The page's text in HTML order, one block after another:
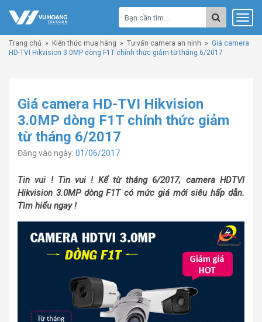
Trang chủ » Kiến thức mua hàng » Tư vấn camera an ninh » Giá camera
HD-TVI Hikvision 3.0MP dòng F1T chính thức giảm từ tháng 6/2017
Giá camera HD-TVI Hikvision
3.0MP dòng F1T chính thức giảm
từ tháng 6/2017
Đăng vào ngày: 01/06/2017
Tin vui ! Tin vui ! Kể từ tháng 6/2017, camera HDTVI
Hikvision 3.0MP dòng F1T có mức giá mới siêu hấp dẫn.
Tìm hiểu ngay !